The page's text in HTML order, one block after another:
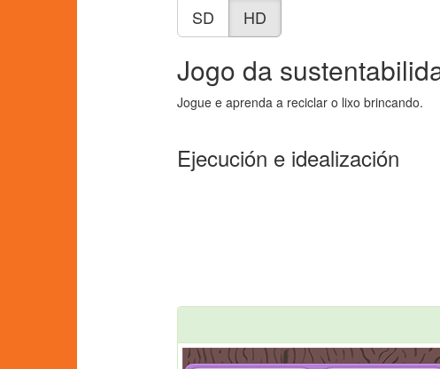
SD HD
Jogo da
Jogue e aprenda a reciclar o lixo brincando.
Ejecución e idealización